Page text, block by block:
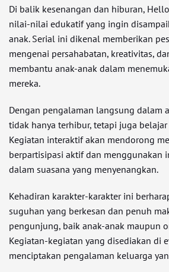
Di balik kesenangan dan hiburan,
nilai-nilai edukatif yang ingin
anak. Serial ini dikenal memberikan
mengenai persahabatan, kreativitas,
membantu anak-anak dalam
mereka.
Dengan pengalaman langsung dalam
tidak hanya terhibur, tetapi juga
Kegiatan interaktif akan mendorong
berpartisipasi aktif dan menggunakan
dalam suasana yang menyenangkan.
Kehadiran karakter-karakter ini
suguhan yang berkesan dan penuh
pengunjung, baik anak-anak maupun
Kegiatan-kegiatan yang disediakan di
menciptakan pengalaman keluarga